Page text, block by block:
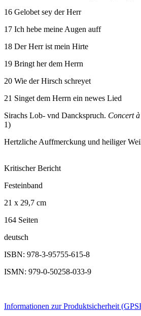
16 Gelobet sey der Herr
17 Ich hebe meine Augen auff
18 Der Herr ist mein Hirte
19 Bringt her dem Herrn
20 Wie der Hirsch schreyet
21 Singet dem Herrn ein newes Lied
Sirachs Lob- vnd Danckspruch. Concert
1)
Hertzliche Auffmerckung und heiliger
Kritischer Bericht
Festeinband
21 x 29,7 cm
164 Seiten
deutsch
ISBN: 978-3-95755-615-8
ISMN: 979-0-50258-033-9
Informationen zur Produktsicherheit